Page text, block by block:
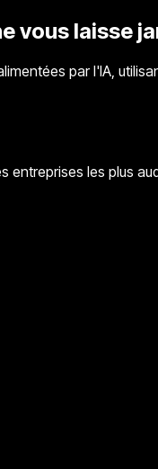
vous laisse
par l'IA,
entreprises les plus